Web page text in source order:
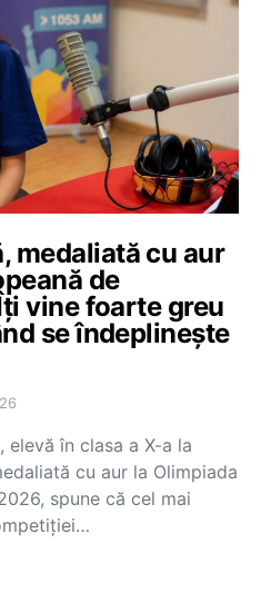
medaliată cu aur
de
vine foarte greu
se îndeplinește
elevă în clasa a X-a la
cu aur la Olimpiada
spune că cel mai